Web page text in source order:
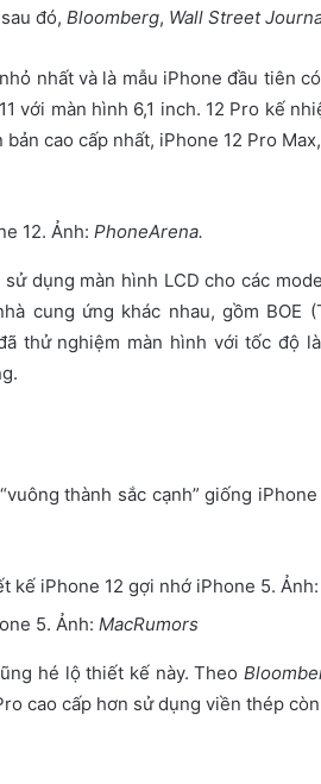
đó, Bloomberg, Wall Street
nhất và là mẫu iPhone đầu tiên
với màn hình 6,1 inch. 12 Pro kế
bản cao cấp nhất, iPhone 12 Pro
12. Ảnh: PhoneArena.
dụng màn hình LCD cho các
cung ứng khác nhau, gồm BOE
thử nghiệm màn hình với tốc độ
thành sắc cạnh” giống
5. Ảnh: MacRumors
hé lộ thiết kế này. Theo
cao cấp hơn sử dụng viền thép